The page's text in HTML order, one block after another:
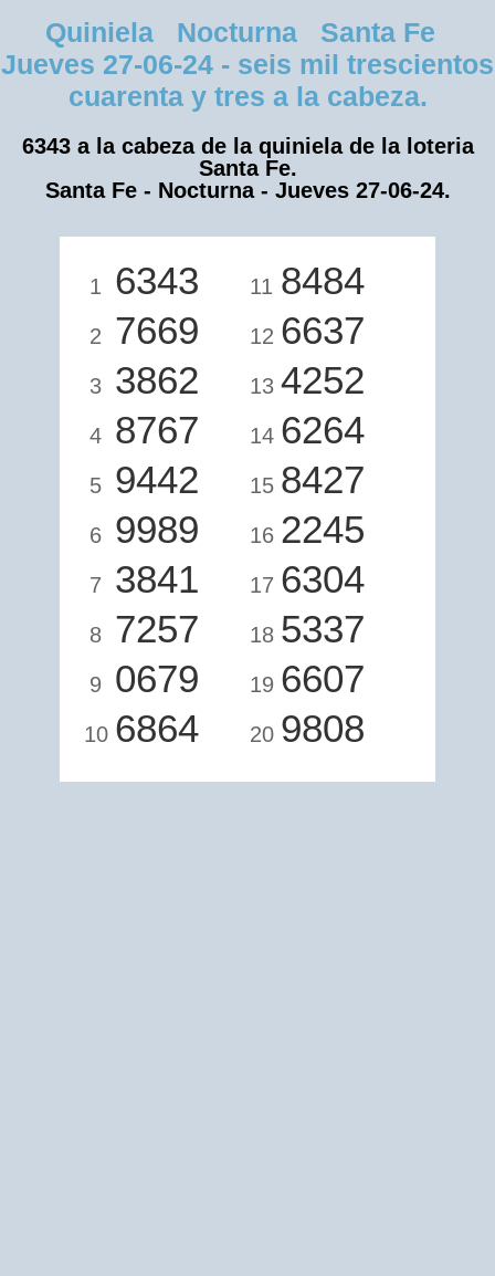
Quiniela Nocturna Santa Fe
Jueves 27-06-24 - seis mil trescientos
cuarenta y tres a la cabeza.
6343 a la cabeza de la quiniela de la loteria
Santa Fe.
Santa Fe - Nocturna - Jueves 27-06-24.
1 6343
2 7669
3 3862
4 8767
5 9442
6 9989
7 3841
8 7257
9 0679
10 6864
11 8484
12 6637
13 4252
14 6264
15 8427
16 2245
17 6304
18 5337
19 6607
20 9808